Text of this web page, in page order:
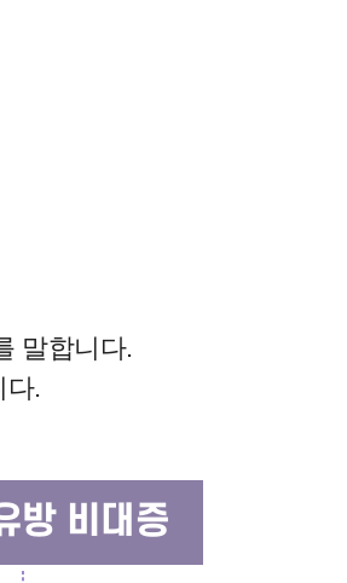
말합니다.
다.
방 비대증